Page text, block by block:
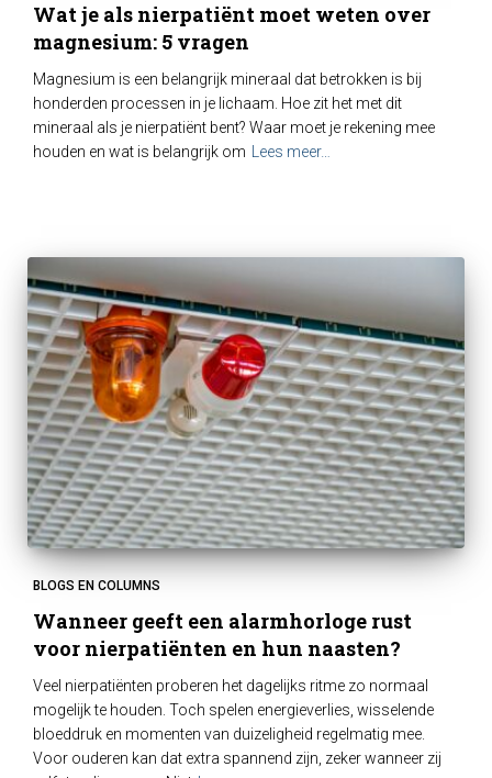
Wat je als nierpatiënt moet weten over
magnesium: 5 vragen
Magnesium is een belangrijk mineraal dat betrokken is bij
honderden processen in je lichaam. Hoe zit het met dit
mineraal als je nierpatiënt bent? Waar moet je rekening mee
houden en wat is belangrijk om
Lees meer…
BLOGS EN COLUMNS
Wanneer geeft een alarmhorloge rust
voor nierpatiënten en hun naasten?
Veel nierpatiënten proberen het dagelijks ritme zo normaal
mogelijk te houden. Toch spelen energieverlies, wisselende
bloeddruk en momenten van duizeligheid regelmatig mee.
Voor ouderen kan dat extra spannend zijn, zeker wanneer zij